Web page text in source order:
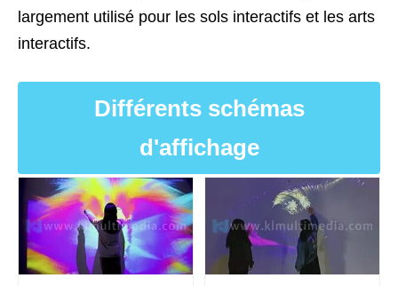
largement utilisé pour les sols interactifs et les arts
interactifs.
Différents schémas
d'affichage